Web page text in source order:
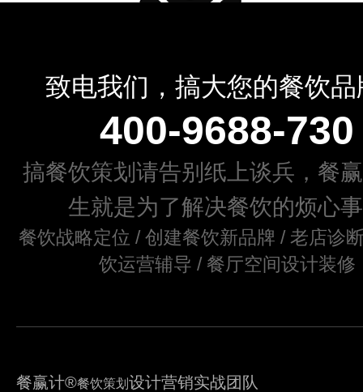
致电我们，搞大您的餐饮品
400-9688-730
搞餐饮策划请告别纸上谈兵，餐
生就是为了解决餐饮的烦心
餐饮战略定位 / 创建餐饮新品牌 / 老店诊
饮运营辅导 / 餐厅空间设计装修
餐赢计®餐饮策划 设计营销实战团队